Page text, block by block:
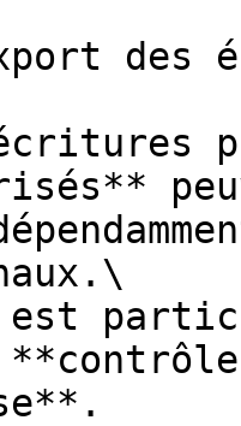
des
est